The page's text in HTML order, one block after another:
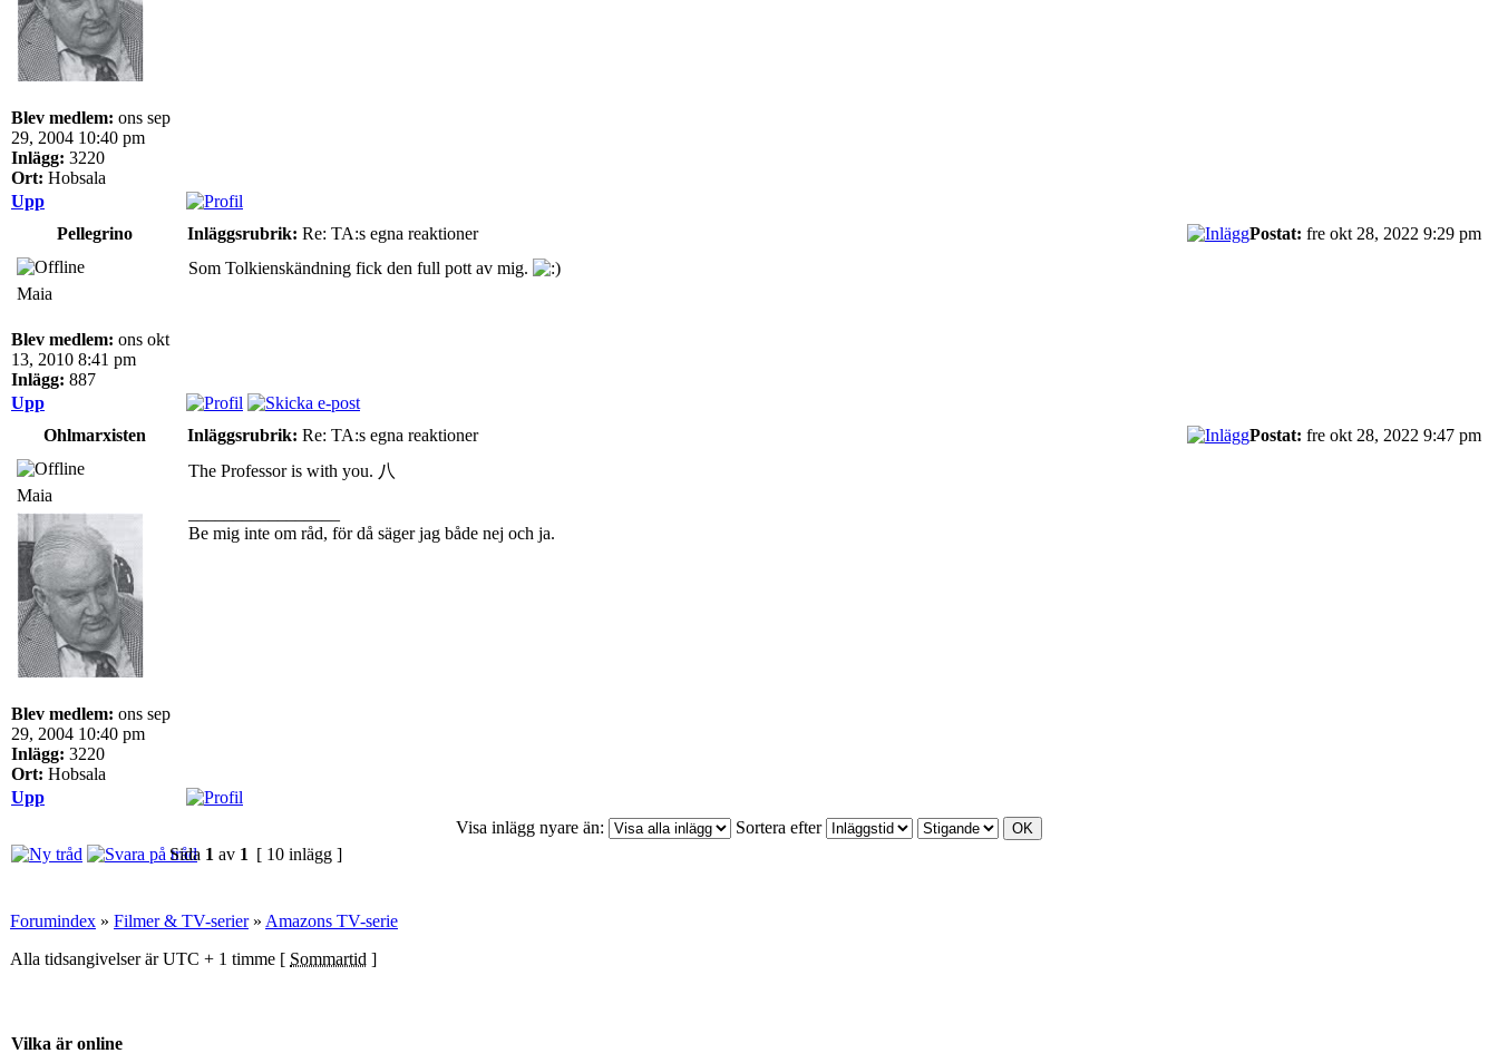
Blev medlem: ons sep
29, 2004 10:40 pm
Inlägg: 3220
Ort: Hobsala
Upp
Pellegrino
Inläggsrubrik: Re: TA:s egna reaktioner Postat: fre okt 28, 2022 9:29 pm
Maia
Blev medlem: ons okt
13, 2010 8:41 pm
Inlägg: 887
Som Tolkienskändning fick den full pott av mig.
Upp
Ohlmarxisten
Inläggsrubrik: Re: TA:s egna reaktioner Postat: fre okt 28, 2022 9:47 pm
Maia
Blev medlem: ons sep
29, 2004 10:40 pm
Inlägg: 3220
Ort: Hobsala
The Professor is with you. 八
Be mig inte om råd, för då säger jag både nej och ja.
Upp
Visa inlägg nyare än:
Sortera efter
Sida 1 av 1 [ 10 inlägg ]
Forumindex » Filmer & TV-serier» Amazons TV-serie
Alla tidsangivelser är UTC + 1 timme [ Sommartid ]
Vilka är online